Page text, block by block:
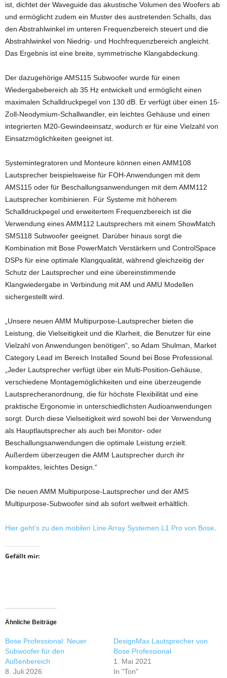
ist, dichtet der Waveguide das akustische Volumen des Woofers ab
und ermöglicht zudem ein Muster des austretenden Schalls, das
den Abstrahlwinkel im unteren Frequenzbereich steuert und die
Abstrahlwinkel von Niedrig- und Hochfrequenzbereich angleicht.
Das Ergebnis ist eine breite, symmetrische Klangabdeckung.
Der dazugehörige AMS115 Subwoofer wurde für einen
Wiedergabebereich ab 35 Hz entwickelt und ermöglicht einen
maximalen Schalldruckpegel von 130 dB. Er verfügt über einen 15-
Zoll-Neodymium-Schallwandler, ein leichtes Gehäuse und einen
integrierten M20-Gewindeeinsatz, wodurch er für eine Vielzahl von
Einsatzmöglichkeiten geeignet ist.
Systemintegratoren und Monteure können einen AMM108
Lautsprecher beispielsweise für FOH-Anwendungen mit dem
AMS115 oder für Beschallungsanwendungen mit dem AMM112
Lautsprecher kombinieren. Für Systeme mit höherem
Schalldruckpegel und erweitertem Frequenzbereich ist die
Verwendung eines AMM112 Lautsprechers mit einem ShowMatch
SMS118 Subwoofer geeignet. Darüber hinaus sorgt die
Kombination mit Bose PowerMatch Verstärkern und ControlSpace
DSPs für eine optimale Klangqualität, während gleichzeitig der
Schutz der Lautsprecher und eine übereinstimmende
Klangwiedergabe in Verbindung mit AM und AMU Modellen
sichergestellt wird.
„Unsere neuen AMM Multipurpose-Lautsprecher bieten die
Leistung, die Vielseitigkeit und die Klarheit, die Benutzer für eine
Vielzahl von Anwendungen benötigen“, so Adam Shulman, Market
Category Lead im Bereich Installed Sound bei Bose Professional.
„Jeder Lautsprecher verfügt über ein Multi-Position-Gehäuse,
verschiedene Montagemöglichkeiten und eine überzeugende
Lautsprecheranordnung, die für höchste Flexibilität und eine
praktische Ergonomie in unterschiedlichsten Audioanwendungen
sorgt. Durch diese Vielseitigkeit wird sowohl bei der Verwendung
als Hauptlautsprecher als auch bei Monitor- oder
Beschallungsanwendungen die optimale Leistung erzielt.
Außerdem überzeugen die AMM Lautsprecher durch ihr
kompaktes, leichtes Design.“
Die neuen AMM Multipurpose-Lautsprecher und der AMS
Multipurpose-Subwoofer sind ab sofort weltweit erhältlich.
Hier geht’s zu den mobilen Line Array Systemen L1 Pro von Bose
Gefällt mir:
Ähnliche Beiträge
Bose Professional: Neuer
Subwoofer für den
Außenbereich
8. Juli 2026
DesignMax Lautsprecher von
Bose Professional
1. Mai 2021
In "Ton"